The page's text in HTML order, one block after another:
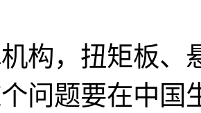
，扭矩板、
问题要在中国